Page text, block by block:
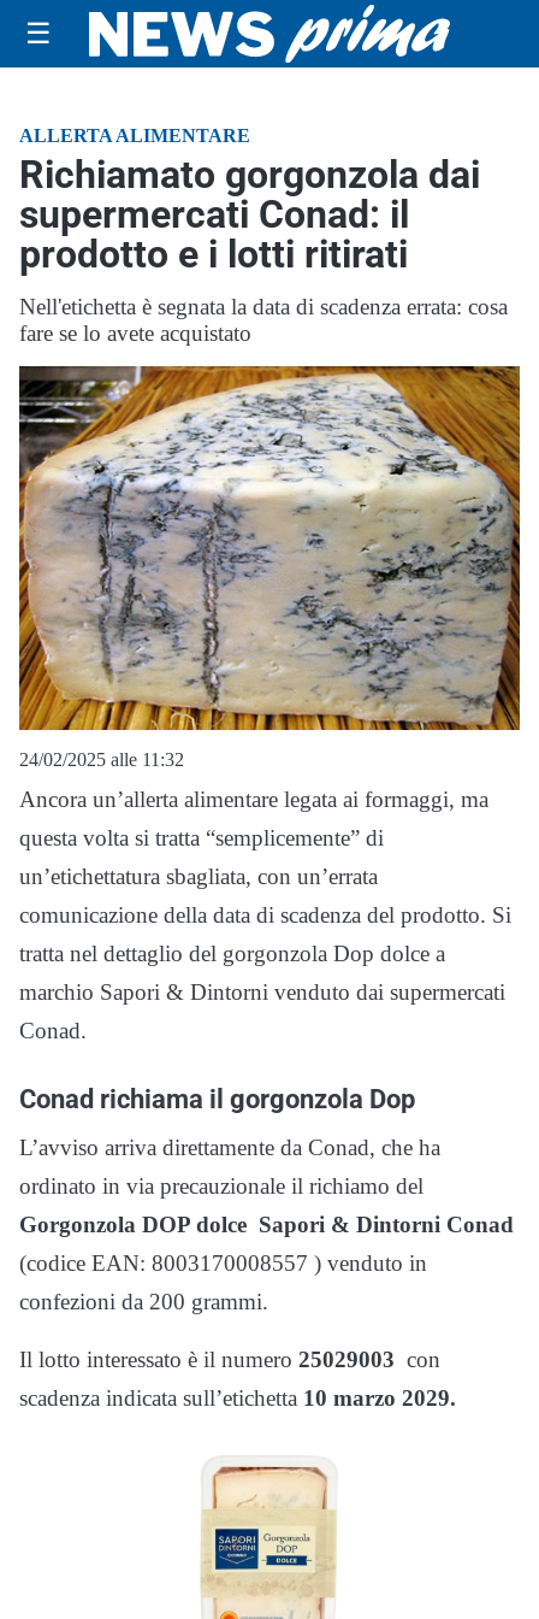
☰
ALLERTA ALIMENTARE
Richiamato gorgonzola dai
supermercati Conad: il
prodotto e i lotti ritirati
Nell'etichetta è segnata la data di scadenza errata: cosa
fare se lo avete acquistato
24/02/2025 alle 11:32
Ancora un’allerta alimentare legata ai formaggi, ma
questa volta si tratta “semplicemente” di
un’etichettatura sbagliata, con un’errata
comunicazione della data di scadenza del prodotto. Si
tratta nel dettaglio del gorgonzola Dop dolce a
marchio Sapori & Dintorni venduto dai supermercati
Conad.
Conad richiama il gorgonzola Dop
L’avviso arriva direttamente da Conad, che ha
ordinato in via precauzionale il richiamo del
Gorgonzola DOP dolce Sapori & Dintorni Conad
(codice EAN: 8003170008557 ) venduto in
confezioni da 200 grammi.
Il lotto interessato è il numero 25029003 con
scadenza indicata sull’etichetta 10 marzo 2029.